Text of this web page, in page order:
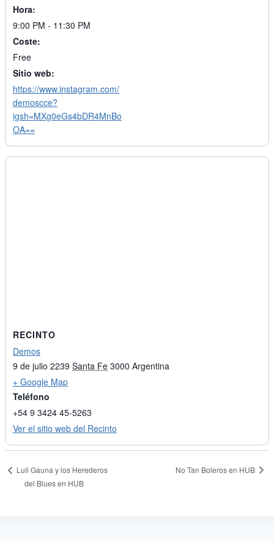
Hora:
9:00 PM - 11:30 PM
Coste:
Free
Sitio web:
https://www.instagram.com/
demoscce?
igsh=MXg0eGs4bDR4MnBo
OA==
RECINTO
Demos
9 de julio 2239 Santa Fe 3000 Argentina
+ Google Map
Teléfono
+54 9 3424 45-5263
Ver el sitio web del Recinto
Luli Gauna y los Herederos
del Blues en HUB
No Tan Boleros en HUB